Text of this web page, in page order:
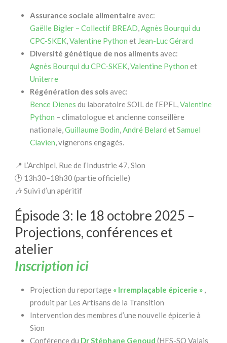
Assurance sociale alimentaire avec:
Gaëlle Bigler – Collectif BREAD,Agnès Bourqui du
CPC-SKEK,Valentine Python et Jean-Luc Gérard
Diversité génétique de nos alimentsavec:
Agnès Bourqui du CPC-SKEK,Valentine Python et
Uniterre
Régénération des solsavec:
Bence Dienes du laboratoire SOIL de l’EPFL,Valentine
Python – climatologue et ancienne conseillère
nationale,Guillaume Bodin,André Belard etSamuel
Clavien, vignerons engagés.
📍 L’Archipel, Rue de l’Industrie 47, Sion
🕑 13h30–18h30 (partie officielle)
🎶 Suivi d’un apéritif
Épisode 3: le 18 octobre 2025 –
Projections, conférences et
atelier
Inscription ici
Projection du reportage « Irremplaçable épicerie » ,
produit par Les Artisans de la Transition
Intervention des membres d’une nouvelle épicerie à
Sion
Conférence du Dr Stéphane Genoud (HES-SO Valais